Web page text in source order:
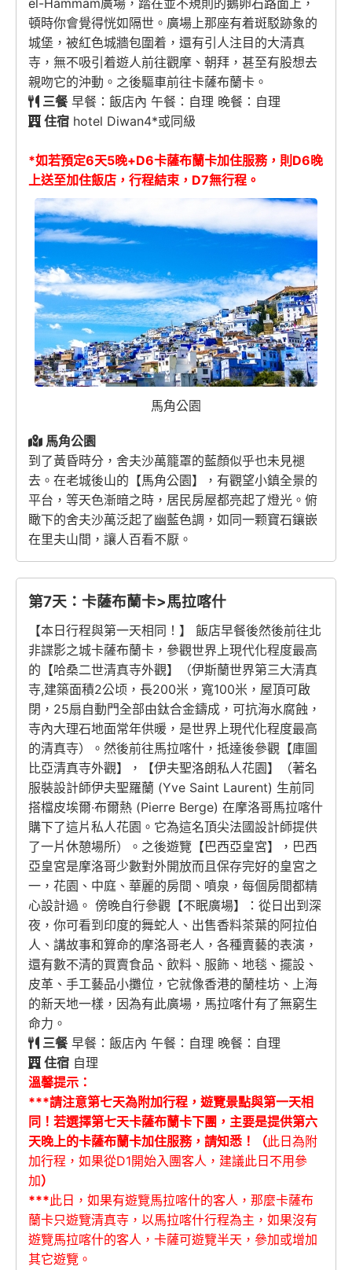
頓時你會覺得恍如隔世。廣場上那座有着斑駁跡象的
城堡，被紅色城牆包圍着，還有引人注目的大清真
寺，無不吸引着遊人前往觀摩、朝拜，甚至有股想去
親吻它的沖動。之後驅車前往卡薩布蘭卡。
三餐早餐：飯店內 午餐：自理 晚餐：自理
住宿 hotel Diwan4*或同級
*如若預定6天5晚+D6卡薩布蘭卡加住服務，則D6晚
上送至加住飯店，行程結束，D7無行程。
馬角公園
馬角公園
到了黃昏時分，舍夫沙萬籠罩的藍顏似乎也未見褪
去。在老城後山的【馬角公園】，有觀望小鎮全景的
平台，等天色漸暗之時，居民房屋都亮起了燈光。俯
瞰下的舍夫沙萬泛起了幽藍色調，如同一颗寶石鑲嵌
在里夫山間，讓人百看不厭。
第7天：卡薩布蘭卡>馬拉喀什
【本日行程與第一天相同！】 飯店早餐後然後前往北
非諜影之城卡薩布蘭卡，參觀世界上現代化程度最高
的【哈桑二世清真寺外觀】（伊斯蘭世界第三大清真
寺,建築面積2公顷，長200米，寬100米，屋頂可啟
閉，25扇自動門全部由鈦合金鑄成，可抗海水腐蝕，
寺內大理石地面常年供暖，是世界上現代化程度最高
的清真寺）。然後前往馬拉喀什，抵達後參觀【庫圖
比亞清真寺外觀】，【伊夫聖洛朗私人花園】（著名
服裝設計師伊夫聖羅蘭 (Yve Saint Laurent) 生前同
搭檔皮埃爾·布爾熱 (Pierre Berge) 在摩洛哥馬拉喀什
購下了這片私人花園。它為這名頂尖法國設計師提供
了一片休憩場所）。之後遊覽【巴西亞皇宮】，巴西
亞皇宮是摩洛哥少數對外開放而且保存完好的皇宮之
一，花園、中庭、華麗的房間、噴泉，每個房間都精
心設計過。 傍晚自行參觀【不眠廣場】：從日出到深
夜，你可看到印度的舞蛇人、出售香料茶葉的阿拉伯
人、講故事和算命的摩洛哥老人，各種賣藝的表演，
還有數不清的買賣食品、飲料、服飾、地毯、擺設、
皮革、手工藝品小攤位，它就像香港的蘭桂坊、上海
的新天地一樣，因為有此廣場，馬拉喀什有了無窮生
命力。
三餐早餐：飯店內 午餐：自理 晚餐：自理
住宿 自理
溫馨提示：
***請注意第七天為附加行程，遊覽景點與第一天相
同！若選擇第七天卡薩布蘭卡下團，主要是提供第六
天晚上的卡薩布蘭卡加住服務，請知悉！
（此日為附
加行程，如果從D1開始入團客人，建議此日不用參
加）
***此日，如果有遊覽馬拉喀什的客人，那麼卡薩布
蘭卡只遊覽清真寺，以馬拉喀什行程為主，如果沒有
遊覽馬拉喀什的客人，卡薩可遊覽半天，參加或增加
其它遊覽。